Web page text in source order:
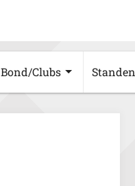
Bond/Clubs Standen